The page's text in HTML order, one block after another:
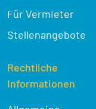
Für Vermieter
Stellenangebote
Rechtliche
Informationen